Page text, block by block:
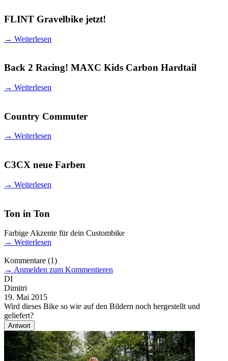
FLINT Gravelbike jetzt!
→ Weiterlesen
Back 2 Racing! MAXC Kids Carbon Hardtail
→ Weiterlesen
Country Commuter
→ Weiterlesen
C3CX neue Farben
→ Weiterlesen
Ton in Ton
Farbige Akzente für dein Custombike
→ Weiterlesen
Kommentare (1)
→ Anmelden zum Kommentieren
DI
Dimitri
19. Mai 2015
Wird dieses Bike so wie auf den Bildern noch hergestellt und
geliefert?
Antwort